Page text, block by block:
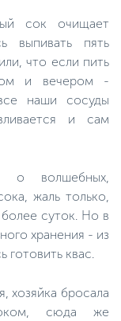
сок очищает
выпивать пять
что если пить
и вечером -
наши сосуды
и сам
о волшебных,
жаль только,
суток. Но в
хранения - из
готовить квас.
хозяйка бросала
сюда же